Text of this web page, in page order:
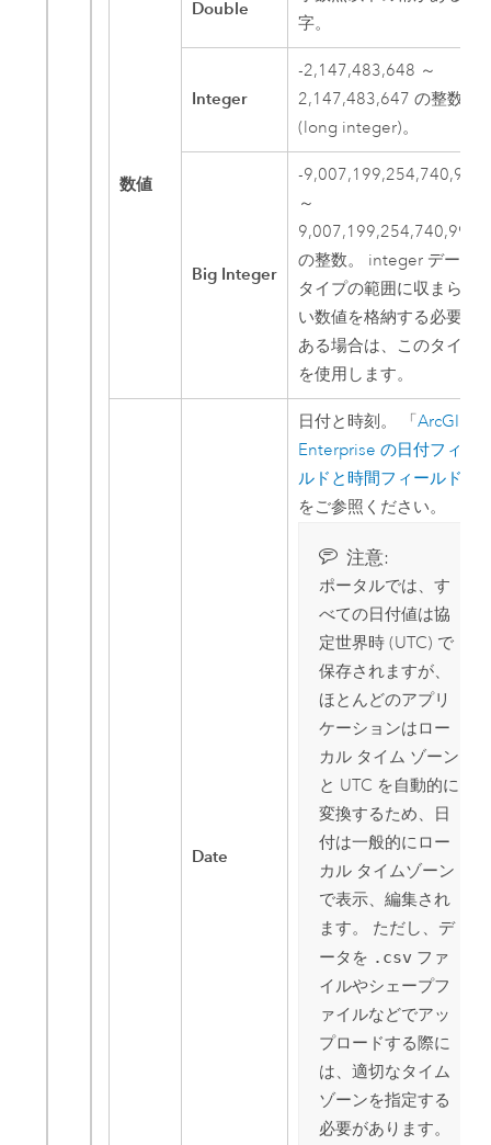
数値
Double
字。
Integer
-2,147,483,648 ～
2,147,483,647 の整数
(long integer)。
Big Integer
-9,007,199,254,740,991
～
9,007,199,254,740,991
の整数。 integer データ
タイプの範囲に収まらな
い数値を格納する必要が
ある場合は、このタイプ
を使用します。
Date
日付と時刻。 「ArcGIS
Enterprise の日付フィー
ルドと時間フィールド
をご参照ください。
注意:
ポータルでは、す
べての日付値は協
定世界時 (UTC) で
保存されますが、
ほとんどのアプリ
ケーションはロー
カル タイム ゾーン
と UTC を自動的に
変換するため、日
付は一般的にロー
カル タイムゾーン
で表示、編集され
ます。 ただし、デ
ータを .csv ファ
イルやシェープフ
ァイルなどでアッ
プロードする際に
は、適切なタイム
ゾーンを指定する
必要があります。